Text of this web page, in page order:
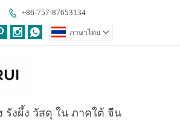
 +86-757-87653134
  ภาษาไทย 
รังผึ้ง วัสดุ ใน ภาคใต้ จีน